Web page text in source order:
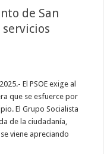
de San
El PSOE exige al
que se esfuerce por
El Grupo Socialista
de la ciudadanía,
viene apreciando